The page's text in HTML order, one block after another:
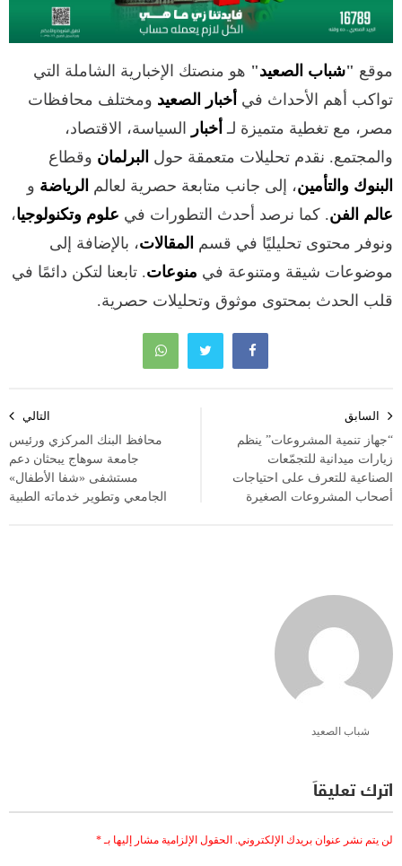
موقع "شباب الصعيد" هو منصتك الإخبارية الشاملة التي
تواكب أهم الأحداث في أخبار الصعيد ومختلف محافظات
مصر، مع تغطية متميزة لـ أخبار السياسة، الاقتصاد،
والمجتمع. نقدم تحليلات متعمقة حول البرلمان وقطاع
البنوك والتأمين، إلى جانب متابعة حصرية لعالم الرياضة و
عالم الفن. كما نرصد أحدث التطورات في علوم وتكنولوجيا،
ونوفر محتوى تحليليًا في قسم المقالات، بالإضافة إلى
موضوعات شيقة ومتنوعة في منوعات. تابعنا لتكن دائمًا في
قلب الحدث بمحتوى موثوق وتحليلات حصرية.
المقالات
السابق
“جهاز تنمية المشروعات” ينظم
زيارات ميدانية للتجمّعات
الصناعية للتعرف على احتياجات
أصحاب المشروعات الصغيرة
التالي
محافظ البنك المركزي ورئيس
جامعة سوهاج يبحثان دعم
مستشفى «شفا الأطفال»
الجامعي وتطوير خدماته الطبية
شباب الصعيد
اترك تعليقاً
لن يتم نشر عنوان بريدك الإلكتروني. الحقول الإلزامية مشار إليها بـ*